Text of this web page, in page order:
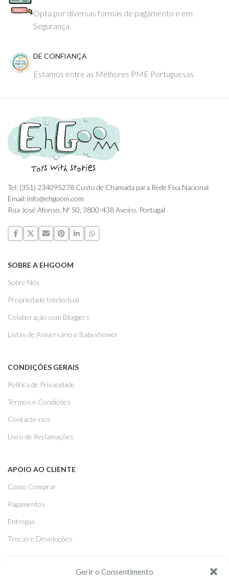
Gerir o Consentimento
Opta por diversas formas de pagamento e em
Segurança.
DE CONFIANÇA
Estamos entre as Melhores PME Portuguesas
Tel: (351) 234095278 Custo de Chamada para Rede Fixa Nacional
Email: info@ehgoom.com
Rua José Afonso, Nº 50, 3800-438 Aveiro, Portugal
SOBRE A EHGOOM
Sobre Nós
Propriedade Intelectual
Colaboração com Bloggers
Listas de Aniversário e Babyshower
CONDIÇÕES GERAIS
Politica de Privacidade
Termos e Condições
Contacte-nos
Livro de Reclamações
APOIO AO CLIENTE
Como Comprar
Pagamentos
Entregas
Trocas e Devoluções